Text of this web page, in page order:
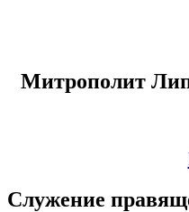
Митрополит
Служение